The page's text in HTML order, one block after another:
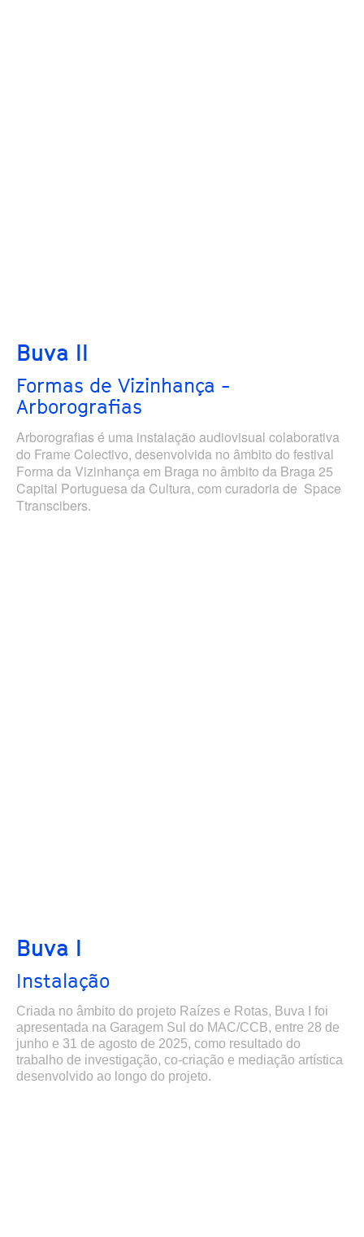
Buva II
Formas de Vizinhança -
Arborografias
Arborografias é uma instalação audiovisual colaborativa
do Frame Colectivo, desenvolvida no âmbito do festival
Forma da Vizinhança em Braga no âmbito da Braga 25
Capital Portuguesa da Cultura, com curadoria de Space
Ttranscibers.
Buva I
Instalação
Criada no âmbito do projeto Raízes e Rotas, Buva I foi
apresentada na Garagem Sul do MAC/CCB, entre 28 de
junho e 31 de agosto de 2025, como resultado do
trabalho de investigação, co-criação e mediação artística
desenvolvido ao longo do projeto.